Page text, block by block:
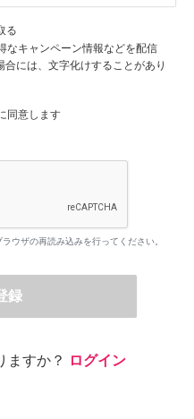
る
キャンペーン情報などを配信
には、文字化けすることがあり
同意します
ウザの再読み込みを行ってください。
録
ますか？
ログイン